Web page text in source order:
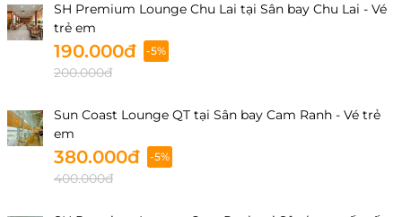
SH Premium Lounge Chu Lai tại Sân bay Chu Lai - Vé
trẻ em
190.000đ -5%
200.000đ
Sun Coast Lounge QT tại Sân bay Cam Ranh - Vé trẻ
em
380.000đ -5%
400.000đ